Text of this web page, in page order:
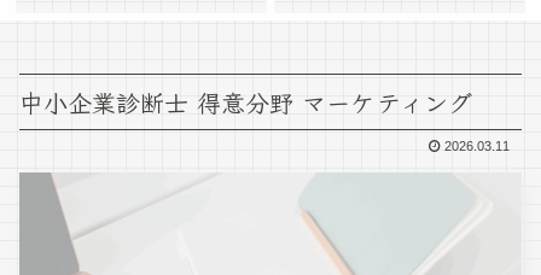
中小企業診断士 得意分野 マーケティング
2026.03.11